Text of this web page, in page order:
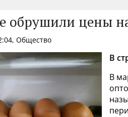
обрушили цены
Общество
В
В